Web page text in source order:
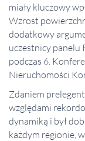
miały kluczowy
Wzrost
dodatkowy
uczestnicy panelu
podczas 6.
Nieruchomości
Zdaniem
względami
dynamiką i był
każdym regionie,